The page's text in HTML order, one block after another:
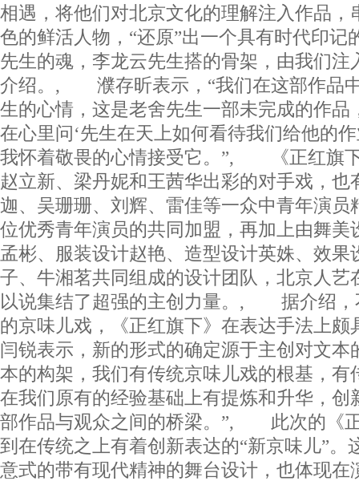
相遇，将他们对北京文化的理解注入作品，
色的鲜活人物，“还原”出一个具有时代印
先生的魂，李龙云先生搭的骨架，由我们注
介绍。, 濮存昕表示，“我们在这部作品
生的心情，这是老舍先生一部未完成的作品
在心里问‘先生在天上如何看待我们给他的
我怀着敬畏的心情接受它。”, 《正红旗
赵立新、梁丹妮和王茜华出彩的对手戏，也
迦、吴珊珊、刘辉、雷佳等一众中青年演员
位优秀青年演员的共同加盟，再加上由舞美
孟彬、服装设计赵艳、造型设计英姝、效果
子、牛湘茗共同组成的设计团队，北京人艺
以说集结了超强的主创力量。, 据介绍，
的京味儿戏，《正红旗下》在表达手法上颇
闫锐表示，新的形式的确定源于主创对文本
本的构架，我们有传统京味儿戏的根基，有
在我们原有的经验基础上有提炼和升华，创
部作品与观众之间的桥梁。”, 此次的《
到在传统之上有着创新表达的“新京味儿”。
意式的带有现代精神的舞台设计，也体现在